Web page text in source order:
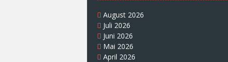
August 2026
Juli 2026
Juni 2026
Mai 2026
April 2026